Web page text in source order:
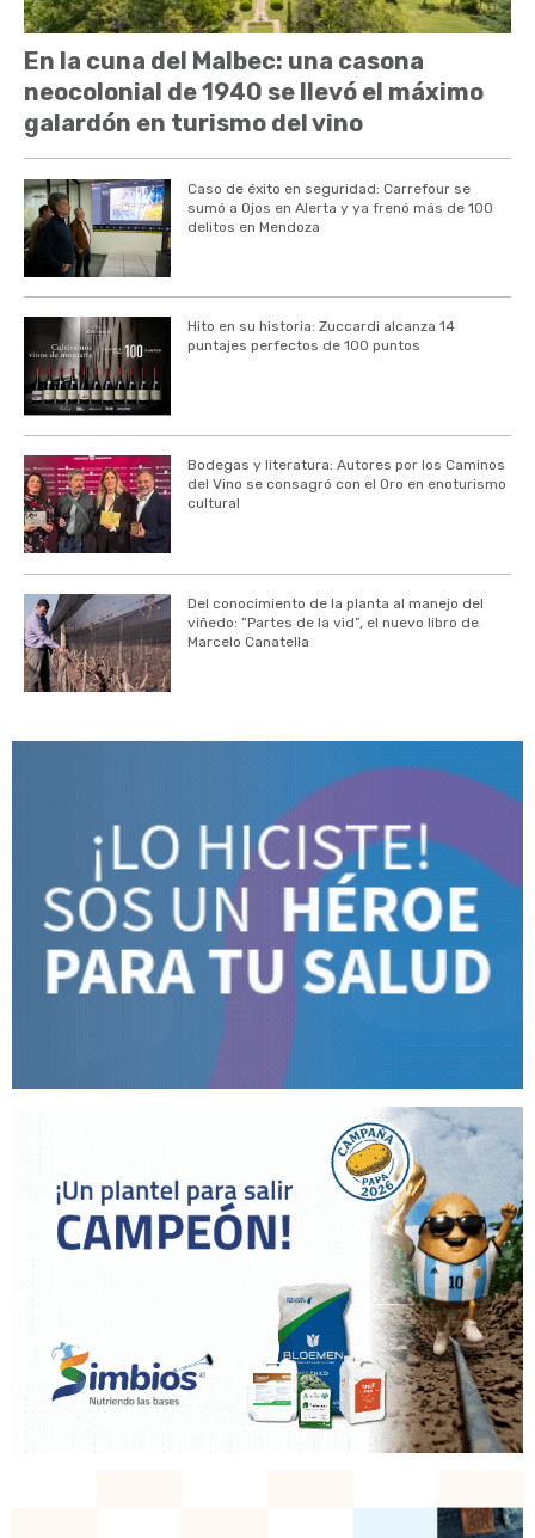
En la cuna del Malbec: una casona
neocolonial de 1940 se llevó el máximo
galardón en turismo del vino
Caso de éxito en seguridad: Carrefour se
sumó a Ojos en Alerta y ya frenó más de 100
delitos en Mendoza
Hito en su historia: Zuccardi alcanza 14
puntajes perfectos de 100 puntos
Bodegas y literatura: Autores por los Caminos
del Vino se consagró con el Oro en enoturismo
cultural
Del conocimiento de la planta al manejo del
viñedo: “Partes de la vid”, el nuevo libro de
Marcelo Canatella